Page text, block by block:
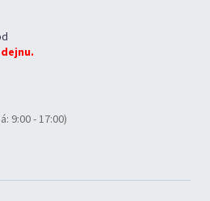
9:00 - 17:00)